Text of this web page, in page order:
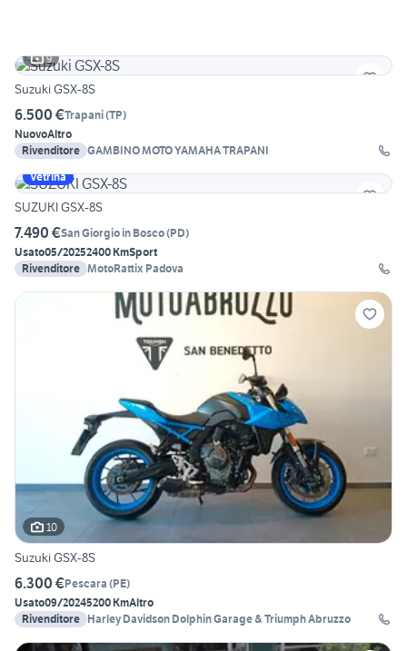
9
Suzuki GSX-8S
6.500 €Trapani(TP)
NuovoAltro
Rivenditore GAMBINO MOTO YAMAHA TRAPANI
Vetrina
SUZUKI GSX-8S
7.490 €San Giorgio in Bosco(PD)
Usato05/20252400 KmSport
Rivenditore MotoRattix Padova
10
Suzuki GSX-8S
6.300 €Pescara (PE)
Usato09/20245200 KmAltro
Rivenditore Harley Davidson Dolphin Garage & Triumph Abruzzo